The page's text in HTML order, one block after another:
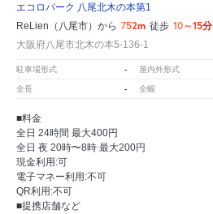
エコロパーク 八尾北木の本第1
ReLien（八尾市）から 752m 徒歩 10～15分
大阪府八尾市北木の本5-136-1
駐車場形式 - 屋内外形式
全長 - 全幅
■料金
全日 24時間 最大400円
全日 夜 20時〜8時 最大200円
現金利用:可
電子マネー利用:不可
QR利用:不可
■提携店舗など